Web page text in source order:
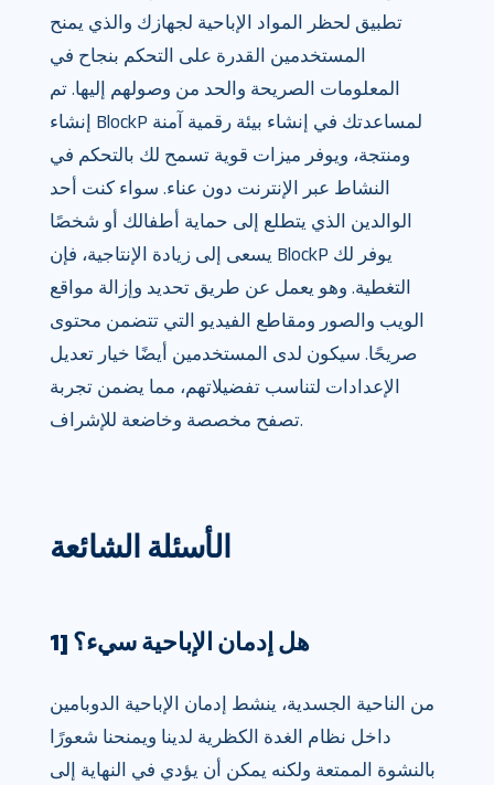
تطبيق لحظر المواد الإباحية لجهازك والذي يمنح
المستخدمين القدرة على التحكم بنجاح في
المعلومات الصريحة والحد من وصولهم إليها. تم
إنشاء BlockP لمساعدتك في إنشاء بيئة رقمية آمنة
ومنتجة، ويوفر ميزات قوية تسمح لك بالتحكم في
النشاط عبر الإنترنت دون عناء. سواء كنت أحد
الوالدين الذي يتطلع إلى حماية أطفالك أو شخصًا
يسعى إلى زيادة الإنتاجية، فإن BlockP يوفر لك
التغطية. وهو يعمل عن طريق تحديد وإزالة مواقع
الويب والصور ومقاطع الفيديو التي تتضمن محتوى
صريحًا. سيكون لدى المستخدمين أيضًا خيار تعديل
الإعدادات لتناسب تفضيلاتهم، مما يضمن تجربة
تصفح مخصصة وخاضعة للإشراف.
الأسئلة الشائعة
1] هل إدمان الإباحية سيء؟
من الناحية الجسدية، ينشط إدمان الإباحية الدوبامين
داخل نظام الغدة الكظرية لدينا ويمنحنا شعورًا
بالنشوة الممتعة ولكنه يمكن أن يؤدي في النهاية إلى